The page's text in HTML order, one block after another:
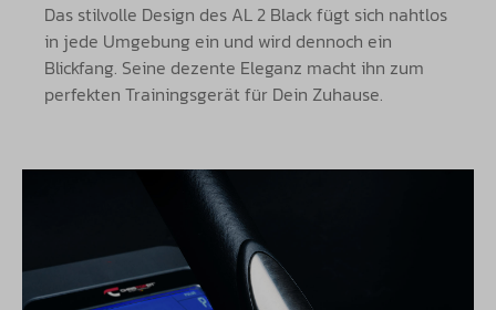
Das stilvolle Design des AL 2 Black fügt sich nahtlos
in jede Umgebung ein und wird dennoch ein
Blickfang. Seine dezente Eleganz macht ihn zum
perfekten Trainingsgerät für Dein Zuhause.